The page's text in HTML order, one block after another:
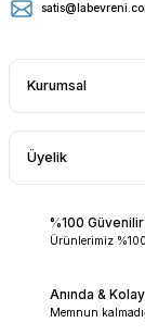
Kurumsal
Üyelik
%100 Güvenilir
Ürünlerimiz
Anında &
Memnun